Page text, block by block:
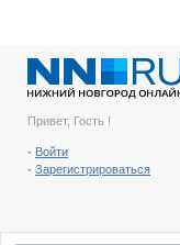
Привет, Гость !
- Войти
- Зарегистрироваться